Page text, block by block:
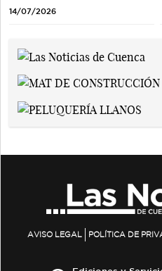
14/07/2026
AVISO LEGAL POLÍTICA DE